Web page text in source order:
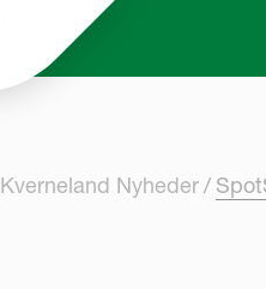
Kverneland Nyheder